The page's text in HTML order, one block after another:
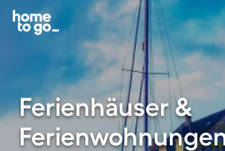
Ferienhäuser &